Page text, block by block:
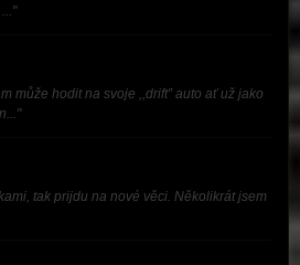
může hodit na svoje ,,drift” auto ať už jako
tak prijdu na nové věci. Několikrát jsem